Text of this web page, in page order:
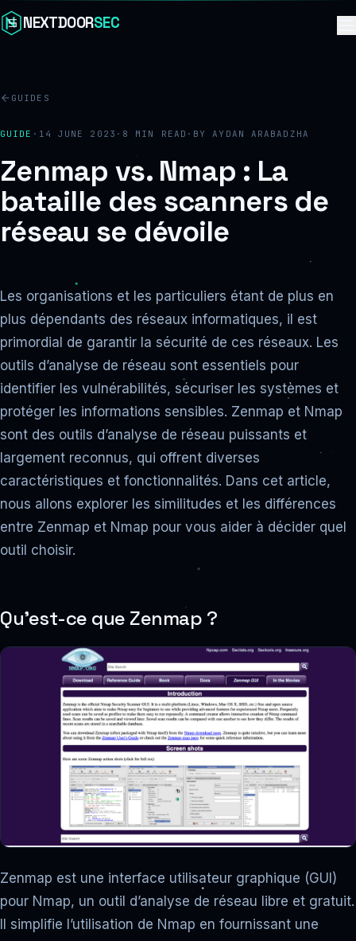
Skip to content
NEXTDOORSEC
GUIDES
GUIDE · 14 JUNE 2023 · 8 MIN READ · BYAYDAN ARABADZHA
Zenmap vs. Nmap : La
bataille des scanners de
réseau se dévoile
Les organisations et les particuliers étant de plus en
plus dépendants des réseaux informatiques, il est
primordial de garantir la sécurité de ces réseaux. Les
outils d’analyse de réseau sont essentiels pour
identifier les vulnérabilités, sécuriser les systèmes et
protéger les informations sensibles. Zenmap et Nmap
sont des outils d’analyse de réseau puissants et
largement reconnus, qui offrent diverses
caractéristiques et fonctionnalités. Dans cet article,
nous allons explorer les similitudes et les différences
entre Zenmap et Nmap pour vous aider à décider quel
outil choisir.
Qu’est-ce que Zenmap ?
Zenmap est une interface utilisateur graphique (GUI)
pour Nmap, un outil d’analyse de réseau libre et gratuit.
Il simplifie l’utilisation de Nmap en fournissant une